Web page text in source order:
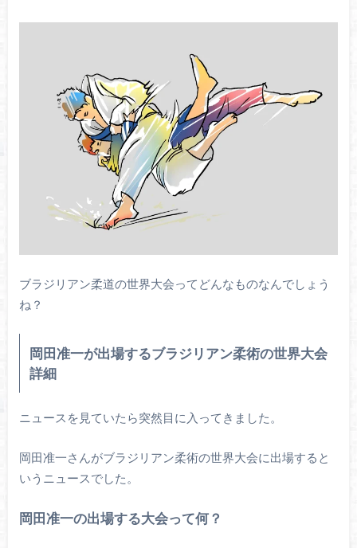
ブラジリアン柔道の世界大会ってどんなものなんでしょう
ね？
岡田准一が出場するブラジリアン柔術の世界大会
詳細
ニュースを見ていたら突然目に入ってきました。
岡田准一さんがブラジリアン柔術の世界大会に出場すると
いうニュースでした。
岡田准一の出場する大会って何？